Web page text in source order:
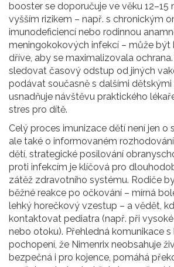
booster se doporučuje ve věku 12–15
vyšším rizikem – např. s chronickým
imunodeficiencí nebo rodinnou
meningokokových infekcí – může být
dříve, aby se maximalizovala
sledovat časový odstup od jiných
podávat současně s dalšími dětskými
usnadňuje návštěvu praktického
stres pro dítě.
Celý proces imunizace dětí není jen o
ale také o informovaném
dětí, strategické posilování
proti infekcím je klíčová pro
zátěž zdravotního systému. Rodiče
běžné reakce po očkování – mírná
lehký horečkový vzestup – a vědět,
kontaktovat pediatra (např. při
nebo otoku). Přehledná komunikace s
pochopení, že Nimenrix neobsahuje
bezpečná i pro kojence, pomáhá